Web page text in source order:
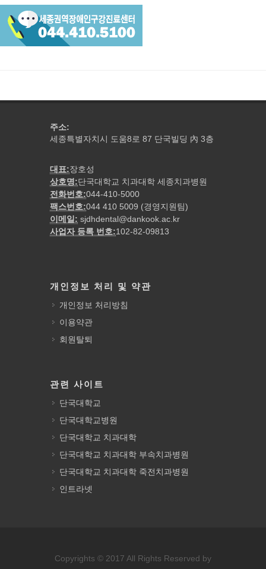
주소:
세종특별자치시 도움8로 87 단국빌딩 內 3층
대표:장호성
상호명:단국대학교 치과대학 세종치과병원
전화번호:044-410-5000
팩스번호:044 410 5009 (경영지원팀)
이메일: sjdhdental@dankook.ac.kr
사업자 등록 번호:102-82-09813
개인정보 처리 및 약관
개인정보 처리방침
이용약관
회원탈퇴
관련 사이트
단국대학교
단국대학교병원
단국대학교 치과대학
단국대학교 치과대학 부속치과병원
단국대학교 치과대학 죽전치과병원
인트라넷
Copyrights © 2017 All Rights Reserved by